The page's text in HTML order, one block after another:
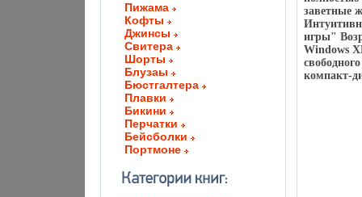
Пижама
Кофты
Джинсы
Свитера
Шорты
Блузаы
Бюстгалтера
Плавки
Бикини
Перчатки
Бейсболки
Портмоне
заветные
игры"
Windows
компакт-